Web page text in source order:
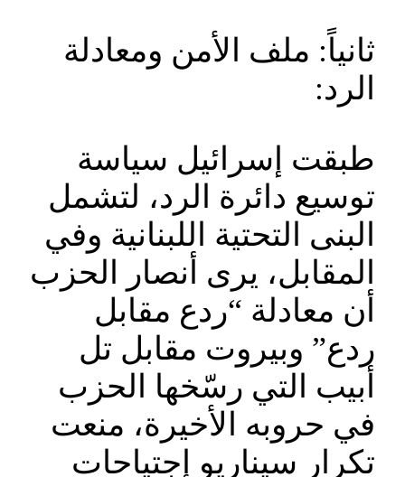
ثانياً: ملف الأمن ومعادلة
الرد:
طبقت إسرائيل سياسة
توسيع دائرة الرد، لتشمل
البنى التحتية اللبنانية وفي
المقابل، يرى أنصار الحزب
أن معادلة “ردع مقابل
ردع” وبيروت مقابل تل
أبيب التي رسّخها الحزب
في حروبه الأخيرة، منعت
تكرار سيناريو إجتياحات